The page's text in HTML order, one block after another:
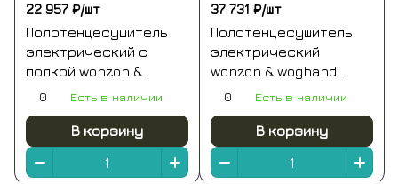
22 957 ₽/шт
Полотенцесушитель
электрический с
полкой wonzon &
woghand bonn, черный
0 Есть в наличии
В корзину
37 731 ₽/шт
Полотенцесушитель
электрический
wonzon & woghand
wismar, темный графит
0 Есть в наличии
В корзину